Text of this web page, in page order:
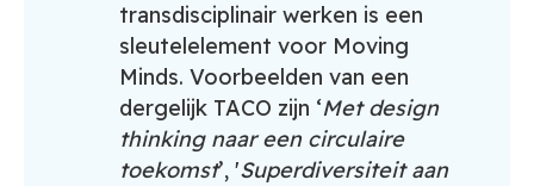
transdisciplinair werken is een
sleutelelement voor Moving
Minds. Voorbeelden van een
dergelijk TACO zijn ‘Met design
thinking naar een circulaire
toekomst’, 'Superdiversiteit aan